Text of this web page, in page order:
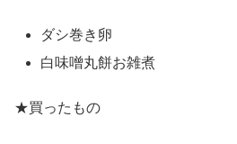
ダシ巻き卵
白味噌丸餅お雑煮
★買ったもの